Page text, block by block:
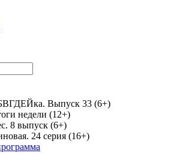
Выпуск 33 (6+)
недели (12+)
8 выпуск (6+)
24 серия (16+)